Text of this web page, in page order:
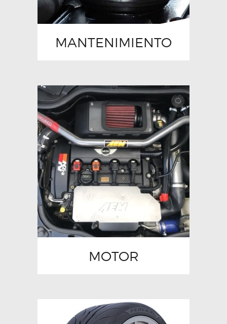
MANTENIMIENTO
MOTOR